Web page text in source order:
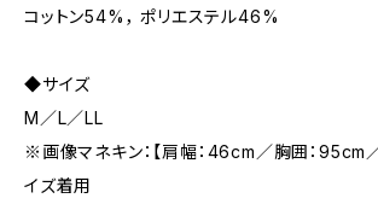
コットン54%， ポリエステル46%
◆サイズ
M／L／LL
※画像マネキン：【肩幅：46cm／胸囲：95cm
イズ着用